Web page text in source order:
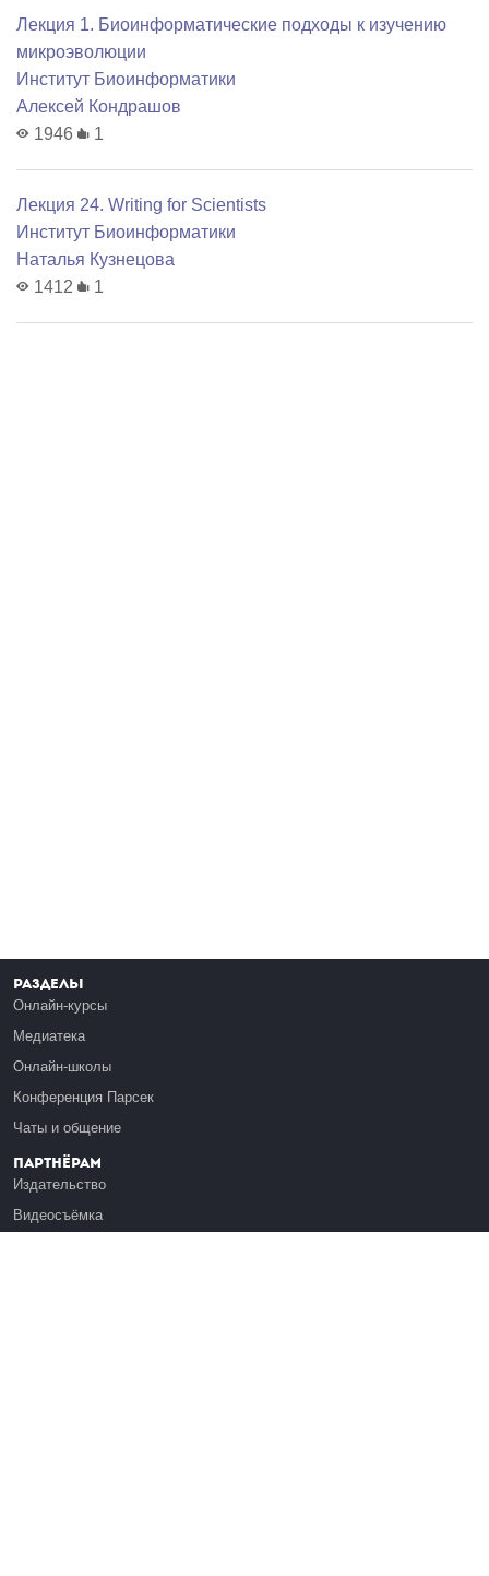
Лекция 1. Биоинформатические подходы к изучению
микроэволюции
Институт Биоинформатики
Алексей Кондрашов
1946
1
Лекция 24. Writing for Scientists
Институт Биоинформатики
Наталья Кузнецова
1412
1
Разделы
Онлайн-курсы
Медиатека
Онлайн-школы
Конференция Парсек
Чаты и общение
Партнёрам
Издательство
Видеосъёмка